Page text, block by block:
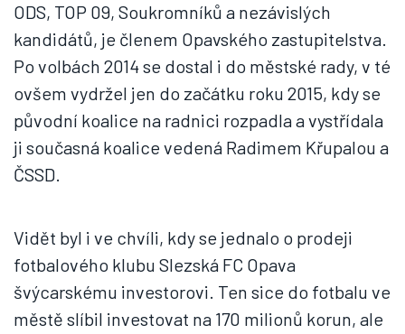
ODS, TOP 09, Soukromníků a nezávislých
kandidátů, je členem Opavského zastupitelstva.
Po volbách 2014 se dostal i do městské rady, v té
ovšem vydržel jen do začátku roku 2015, kdy se
původní koalice na radnici rozpadla a vystřídala
ji současná koalice vedená Radimem Křupalou a
ČSSD.
Vidět byl i ve chvíli, kdy se jednalo o prodeji
fotbalového klubu Slezská FC Opava
švýcarskému investorovi. Ten sice do fotbalu ve
městě slíbil investovat na 170 milionů korun, ale